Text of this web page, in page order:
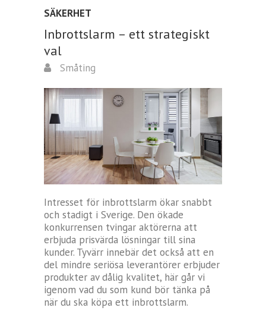
SÄKERHET
Inbrottslarm – ett strategiskt
val
Småting
Intresset för inbrottslarm ökar snabbt
och stadigt i Sverige. Den ökade
konkurrensen tvingar aktörerna att
erbjuda prisvärda lösningar till sina
kunder. Tyvärr innebär det också att en
del mindre seriösa leverantörer erbjuder
produkter av dålig kvalitet, här går vi
igenom vad du som kund bör tänka på
när du ska köpa ett inbrottslarm.